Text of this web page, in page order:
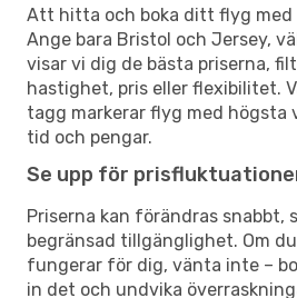
Att hitta och boka ditt flyg med
Ange bara Bristol och Jersey,
visar vi dig de bästa priserna,
hastighet, pris eller flexibilitet.
tagg markerar flyg med högsta
tid och pengar.
Se upp för
Priserna kan förändras snabbt,
begränsad tillgänglighet. Om
fungerar för dig, vänta inte –
in det och undvika